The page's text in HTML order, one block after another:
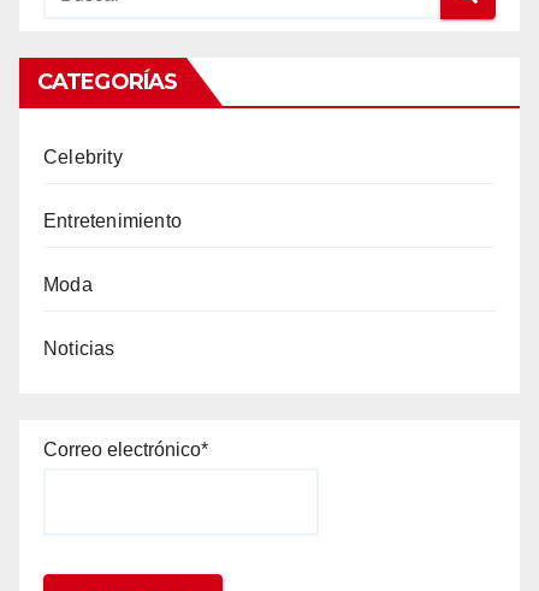
CATEGORÍAS
Celebrity
Entretenimiento
Moda
Noticias
Correo electrónico*